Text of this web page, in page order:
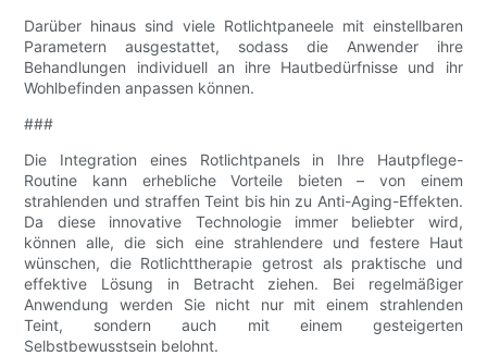
Darüber hinaus sind viele Rotlichtpaneele mit einstellbaren
Parametern ausgestattet, sodass die Anwender ihre
Behandlungen individuell an ihre Hautbedürfnisse und ihr
Wohlbefinden anpassen können.
###
Die Integration eines Rotlichtpanels in Ihre Hautpflege-
Routine kann erhebliche Vorteile bieten – von einem
strahlenden und straffen Teint bis hin zu Anti-Aging-Effekten.
Da diese innovative Technologie immer beliebter wird,
können alle, die sich eine strahlendere und festere Haut
wünschen, die Rotlichttherapie getrost als praktische und
effektive Lösung in Betracht ziehen. Bei regelmäßiger
Anwendung werden Sie nicht nur mit einem strahlenden
Teint, sondern auch mit einem gesteigerten
Selbstbewusstsein belohnt.